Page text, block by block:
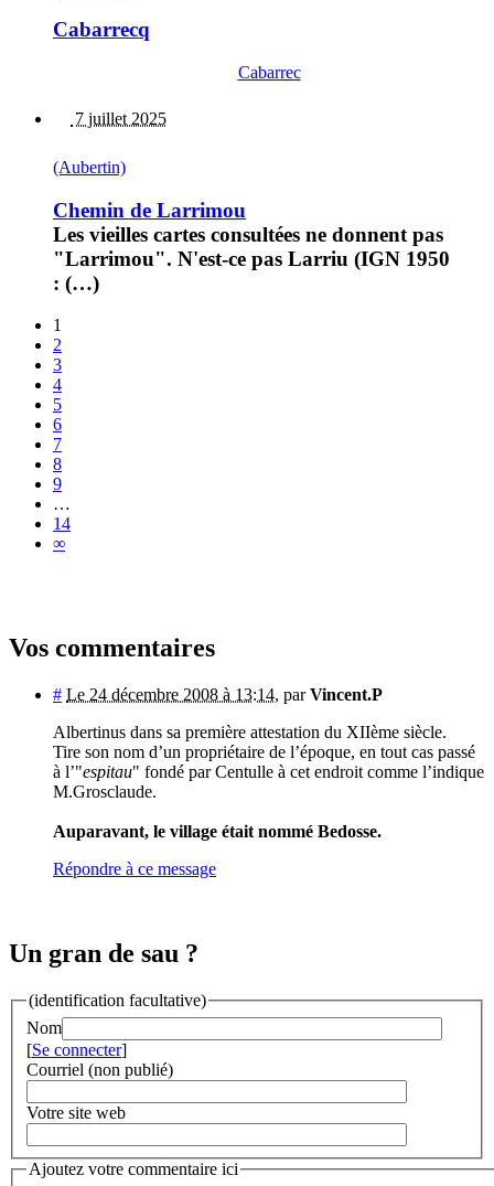
Cabarrecq
Cabarrec
7 juillet 2025
(Aubertin)
Chemin de Larrimou
Les vieilles cartes consultées ne donnent pas
"Larrimou". N'est-ce pas Larriu (IGN 1950
: (…)
1
2
3
4
5
6
7
8
9
…
14
∞
Vos commentaires
# Le 24 décembre 2008 à 13:14, parVincent.P
Albertinus dans sa première attestation du XIIème siècle.
Tire son nom d’un propriétaire de l’époque, en tout cas passé
à l’"espitau" fondé par Centulle à cet endroit comme l’indique
M.Grosclaude.
Auparavant, le village était nommé Bedosse.
Répondre à ce message
Un gran de sau ?
(identification facultative)
Nom
[Se connecter]
Courriel (non publié)
Votre site web
Ajoutez votre commentaire ici